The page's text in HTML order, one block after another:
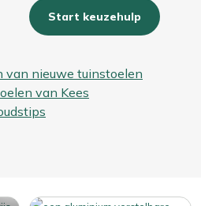
Start keuzehulp
van nieuwe tuinstoelen
van Kees